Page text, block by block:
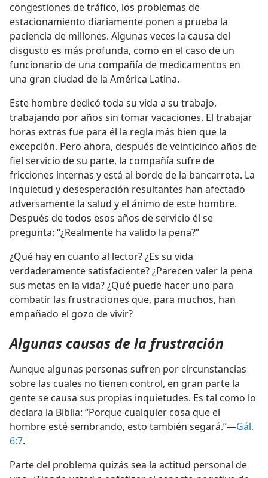
congestiones de tráfico, los problemas de
estacionamiento diariamente ponen a prueba la
paciencia de millones. Algunas veces la causa del
disgusto es más profunda, como en el caso de un
funcionario de una compañía de medicamentos en
una gran ciudad de la América Latina.
Este hombre dedicó toda su vida a su trabajo,
trabajando por años sin tomar vacaciones. El trabajar
horas extras fue para él la regla más bien que la
excepción. Pero ahora, después de veinticinco años de
fiel servicio de su parte, la compañía sufre de
fricciones internas y está al borde de la bancarrota. La
inquietud y desesperación resultantes han afectado
adversamente la salud y el ánimo de este hombre.
Después de todos esos años de servicio él se
pregunta: “¿Realmente ha valido la pena?”
¿Qué hay en cuanto al lector? ¿Es su vida
verdaderamente satisfaciente? ¿Parecen valer la pena
sus metas en la vida? ¿Qué puede hacer uno para
combatir las frustraciones que, para muchos, han
empañado el gozo de vivir?
Algunas causas de la frustración
Aunque algunas personas sufren por circunstancias
sobre las cuales no tienen control, en gran parte la
gente se causa sus propias inquietudes. Es tal como lo
declara la Biblia: “Porque cualquier cosa que el
hombre esté sembrando, esto también segará.”—Gál.
6:7.
Parte del problema quizás sea la actitud personal de